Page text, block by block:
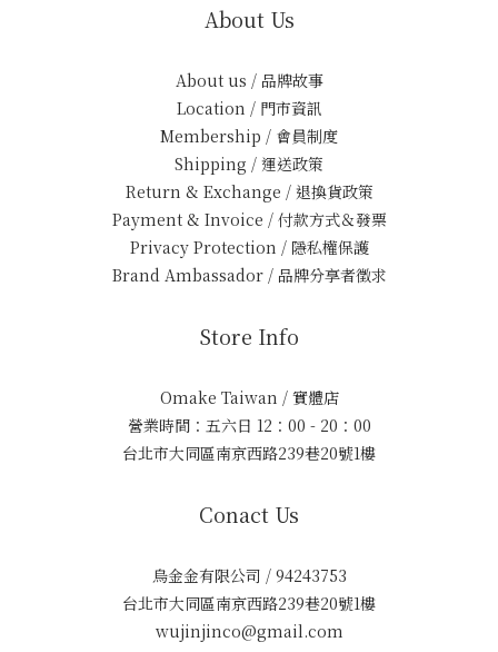
About Us
About us / 品牌故事
Location / 門市資訊
Membership / 會員制度
Shipping / 運送政策
Return & Exchange / 退換貨政策
Payment & Invoice / 付款方式＆發票
Privacy Protection / 隱私權保護
Brand Ambassador / 品牌分享者徵求
Store Info
Omake Taiwan / 實體店
營業時間：五六日 12：00 - 20：00
台北市大同區南京西路239巷20號1樓
Conact Us
烏金金有限公司 / 94243753
台北市大同區南京西路239巷20號1樓
wujinjinco@gmail.com